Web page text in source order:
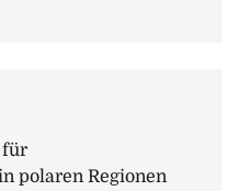
Fjorde mit hoch
ist eine gute
Platz in der
auf die
für
polaren Regionen